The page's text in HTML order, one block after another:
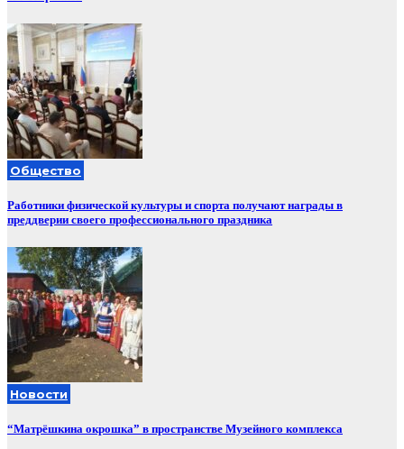
Общество
Работники физической культуры и спорта получают награды в
преддверии своего профессионального праздника
Новости
“Матрёшкина окрошка” в пространстве Музейного комплекса